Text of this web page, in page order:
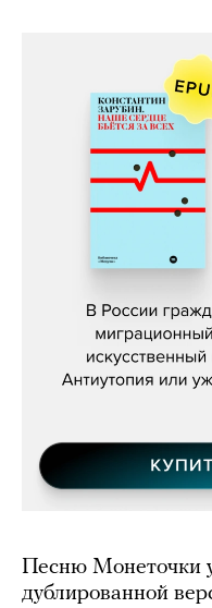
Константин
Песню Монеточки
дублированной